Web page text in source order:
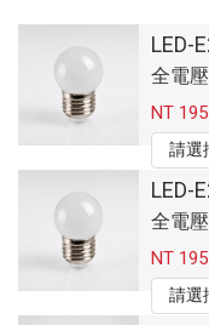
LED-
全電
NT 195
LED-
全電
NT 195